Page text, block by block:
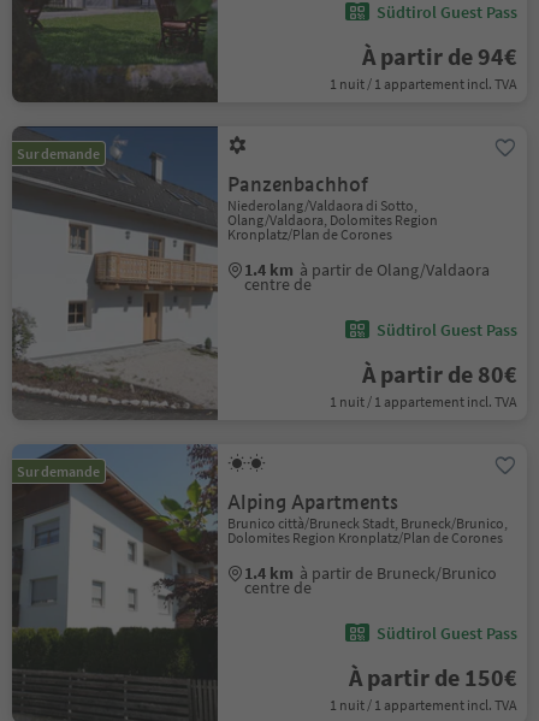
Südtirol Guest Pass
À partir de 94€
1 nuit / 1 appartement incl. TVA
Sur demande
Panzenbachhof
Niederolang/Valdaora di Sotto,
Olang/Valdaora, Dolomites Region
Kronplatz/Plan de Corones
1.4 km à partir de Olang/Valdaora
centre de
Südtirol Guest Pass
À partir de 80€
1 nuit / 1 appartement incl. TVA
Sur demande
Alping Apartments
Brunico città/Bruneck Stadt, Bruneck/Brunico,
Dolomites Region Kronplatz/Plan de Corones
1.4 km à partir de Bruneck/Brunico
centre de
Südtirol Guest Pass
À partir de 150€
1 nuit / 1 appartement incl. TVA